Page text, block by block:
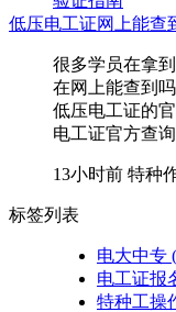
低压电工证网上能查
很多学员在拿
在网上能查到
低压电工证的
电工证官方查
13小时前 特种
标签列表
电大中专
电工证报
特种工操